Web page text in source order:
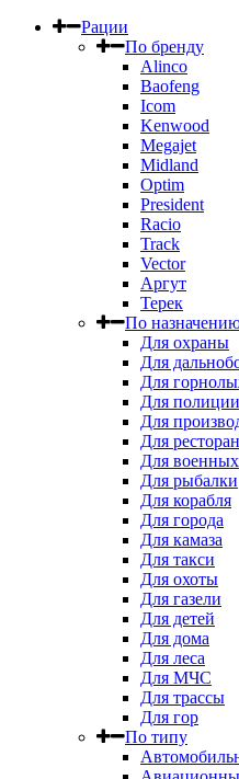
Рации
По бренду
Alinco
Baofeng
Icom
Kenwood
Megajet
Midland
Optim
President
Racio
Track
Vector
Аргут
Терек
По
Для охраны
Для
Для
Для полиции
Для
Для
Для военных
Для рыбалки
Для корабля
Для города
Для камаза
Для такси
Для охоты
Для газели
Для детей
Для дома
Для леса
Для МЧС
Для трассы
Для гор
По типу